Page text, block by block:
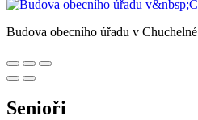
Budova obecního úřadu v Chuchelné
Senioři